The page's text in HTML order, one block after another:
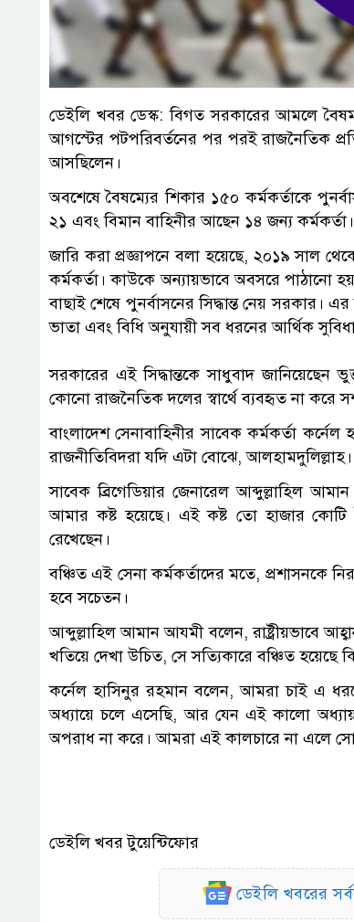
ডেইলি খবর ডেস্ক: বিগত সরকারের আমলে
আগস্টের পটপরিবর্তনের পর পরই রাজনৈতিক
আসছিলেন।
অবশেষে বৈষম্যের শিকার ১৫০ কর্মকর্তাকে
২১ এবং বিমান বাহিনীর আছেন ১৪ জন্য কর্মকর্তা।
জারি করা প্রজ্ঞাপনে বলা হয়েছে, ২০১৯ সাল
কর্মকর্তা। কাউকে অন্যায়ভাবে অবসরে পাঠানো
বাছাই শেষে পুনর্বাসনের সিদ্ধান্ত নেয় সরকার।
ভাতা এবং বিধি অনুযায়ী সব ধরনের আর্থিক
সরকারের এই সিদ্ধান্তকে সাধুবাদ জানিয়েছেন
কোনো রাজনৈতিক দলের স্বার্থে ব্যবহৃত না করে
বাংলাদেশ সেনাবাহিনীর সাবেক কর্মকর্তা
রাজনীতিবিদরা যদি এটা বোঝে, আলহামদুলিল্লাহ।
সাবেক ব্রিগেডিয়ার জেনারেল আব্দুল্লাহিল
আমার কষ্ট হয়েছে। এই কষ্ট তো হাজার কোটি
রেখেছেন।
বঞ্চিত এই সেনা কর্মকর্তাদের মতে, প্রশাসনকে
হবে সচেতন।
আব্দুল্লাহিল আমান আযমী বলেন, রাষ্ট্রীয়ভাবে
খতিয়ে দেখা উচিত, সে সত্যিকারে বঞ্চিত হয়েছে
কর্নেল হাসিনুর রহমান বলেন, আমরা চাই এ
অধ্যায়ে চলে এসেছি, আর যেন এই কালো
অপরাধ না করে। আমরা এই কালচারে না এলে
ডেইলি খবর টুয়েন্টিফোর
ডেইলি খবরের